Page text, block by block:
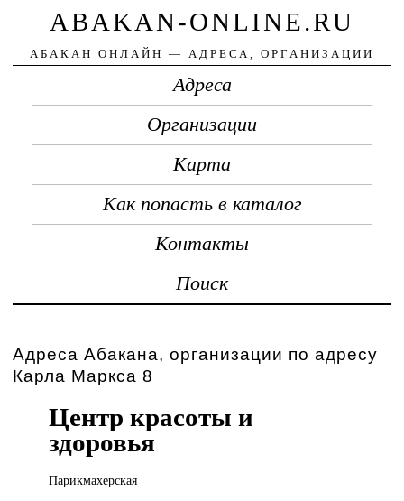
ABAKAN-ONLINE.RU
АБАКАН ОНЛАЙН — АДРЕСА, ОРГАНИЗАЦИИ
Адреса
Организации
Карта
Как попасть в каталог
Контакты
Поиск
Адреса Абакана, организации по адресу
Карла Маркса 8
Центр красоты и
здоровья
Парикмахерская